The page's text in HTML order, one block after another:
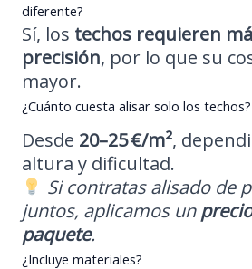
diferente?
Sí, los techos requieren
precisión, por lo que su
mayor.
¿Cuánto cuesta alisar solo los techos?
Desde 20–25 €/m²,
altura y dificultad.
Si contratas alisado de
juntos, aplicamos un
paquete.
¿Incluye materiales?